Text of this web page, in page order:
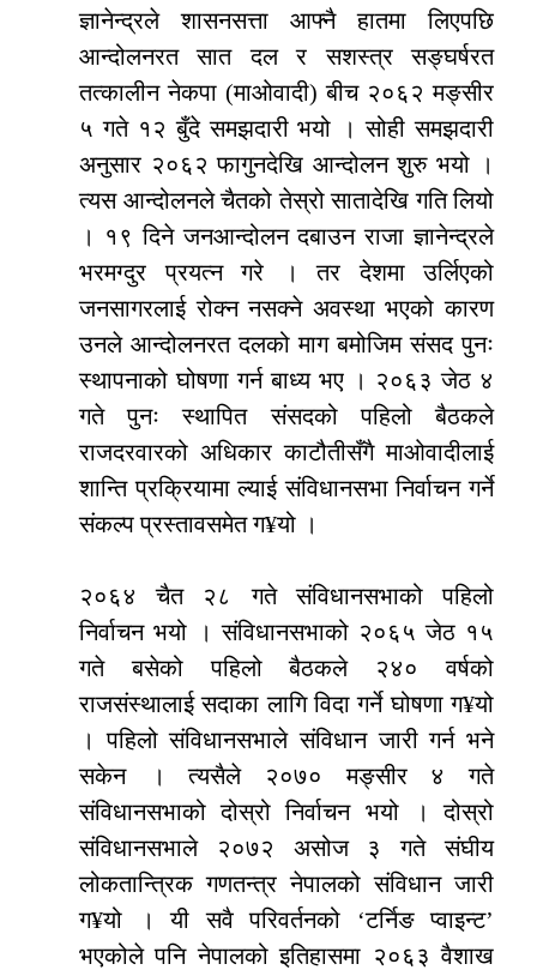
ज्ञानेन्द्रले शासनसत्ता आफ्नै हातमा लिएपछि
आन्दोलनरत सात दल र सशस्त्र सङ्घर्षरत
तत्कालीन नेकपा (माओवादी) बीच २०६२ मङ्सीर
५ गते १२ बुँदे समझदारी भयो । सोही समझदारी
अनुसार २०६२ फागुनदेखि आन्दोलन शुरु भयो ।
त्यस आन्दोलनले चैतको तेस्रो सातादेखि गति लियो
। १९ दिने जनआन्दोलन दबाउन राजा ज्ञानेन्द्रले
भरमग्दुर प्रयत्न गरे । तर देशमा उर्लिएको
जनसागरलाई रोक्न नसक्ने अवस्था भएको कारण
उनले आन्दोलनरत दलको माग बमोजिम संसद पुनः
स्थापनाको घोषणा गर्न बाध्य भए । २०६३ जेठ ४
गते पुनः स्थापित संसदको पहिलो बैठकले
राजदरवारको अधिकार काटौतीसँगै माओवादीलाई
शान्ति प्रक्रियामा ल्याई संविधानसभा निर्वाचन गर्ने
संकल्प प्रस्तावसमेत ग¥यो ।
२०६४ चैत २८ गते संविधानसभाको पहिलो
निर्वाचन भयो । संविधानसभाको २०६५ जेठ १५
गते बसेको पहिलो बैठकले २४० वर्षको
राजसंस्थालाई सदाका लागि विदा गर्ने घोषणा ग¥यो
। पहिलो संविधानसभाले संविधान जारी गर्न भने
सकेन । त्यसैले २०७० मङ्सीर ४ गते
संविधानसभाको दोस्रो निर्वाचन भयो । दोस्रो
संविधानसभाले २०७२ असोज ३ गते संघीय
लोकतान्त्रिक गणतन्त्र नेपालको संविधान जारी
ग¥यो । यी सवै परिवर्तनको ‘टर्निङ प्वाइन्ट’
भएकोले पनि नेपालको इतिहासमा २०६३ वैशाख